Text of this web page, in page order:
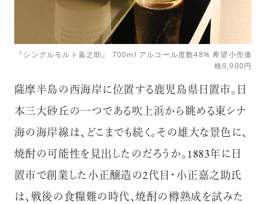
『シングルモルト嘉之助』 700ml アルコール度数48% 希望小売価
格9,900円
薩摩半島の西海岸に位置する鹿児島県日置市。日
本三大砂丘の一つである吹上浜から眺める東シナ
海の海岸線は、どこまでも続く。その雄大な景色に、
焼酎の可能性を見出したのだろうか。1883年に日
置市で創業した小正醸造の2代目・小正嘉之助氏
は、戦後の食糧難の時代、焼酎の樽熟成を試みた